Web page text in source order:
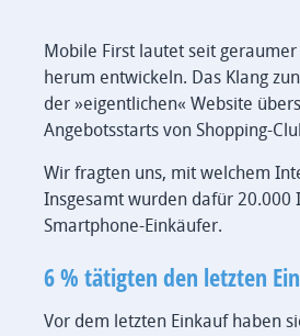
Mobile First lautet seit
herum entwickeln. Das Klang
der »eigentlichen« Website
Angebotsstarts von Shopping-
Wir fragten uns, mit welchem
Insgesamt wurden dafür 20.000
Smartphone-Einkäufer.
6 % tätigten den letzten
Vor dem letzten Einkauf haben